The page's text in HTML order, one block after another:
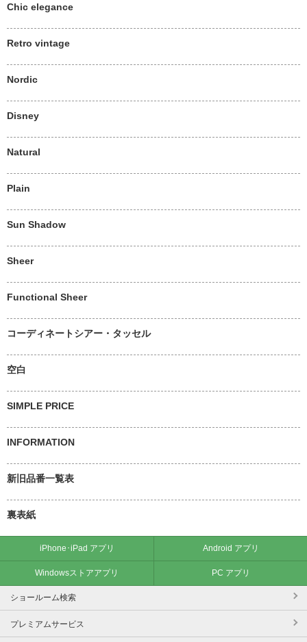
Chic elegance
Retro vintage
Nordic
Disney
Natural
Plain
Sun Shadow
Sheer
Functional Sheer
コーディネートシアー・タッセル
空白
SIMPLE PRICE
INFORMATION
新旧品番一覧表
裏表紙
iPhone･iPad アプリ Android アプリ
Windowsストアアプリ PC アプリ
ショールーム検索
プレミアムサービス